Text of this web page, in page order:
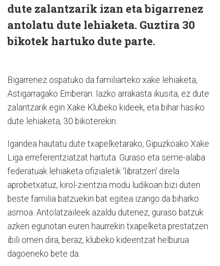
dute zalantzarik izan eta bigarrenez
antolatu dute lehiaketa. Guztira 30
bikotek hartuko dute parte.
Bigarrenez ospatuko da familiarteko xake lehiaketa,
Astigarragako Erriberan. Iazko arrakasta ikusita, ez dute
zalantzarik egin Xake Klubeko kideek, eta bihar hasiko
dute lehiaketa, 30 bikoterekin.
Igandea hautatu dute txapelketarako, Gipuzkoako Xake
Liga erreferentziatzat hartuta. Guraso eta seme-alaba
federatuak lehiaketa ofizialetik 'libratzen' direla
aprobetxatuz, kirol-zientzia modu ludikoan bizi duten
beste familia batzuekin bat egitea izango da biharko
asmoa. Antolatzaileek azaldu dutenez, guraso batzuk
azken egunotan euren haurrekin txapelketa prestatzen
ibili omen dira, beraz, klubeko kideentzat helburua
dagoeneko bete da.